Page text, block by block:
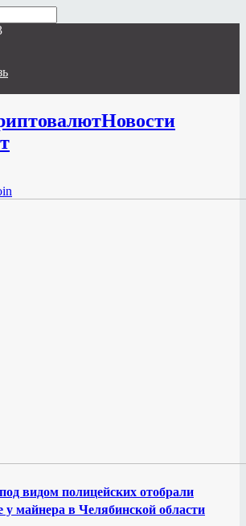
Новости
видом полицейских отобрали
у майнера в Челябинской области